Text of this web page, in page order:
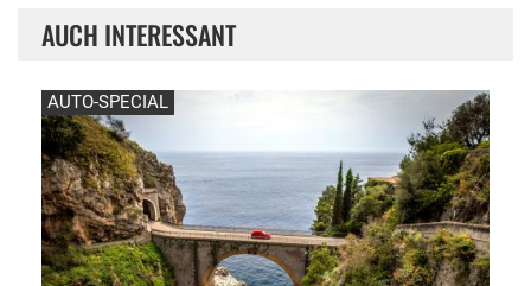
AUCH INTERESSANT
AUTO-SPECIAL